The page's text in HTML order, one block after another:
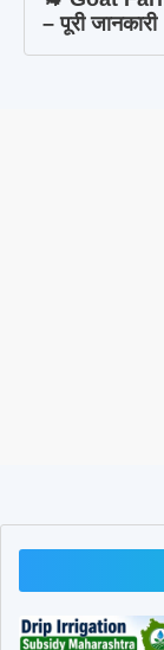
– पूरी जानकारी